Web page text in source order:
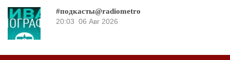
#подкасты@radiometro
20:03 06 Авг 2026